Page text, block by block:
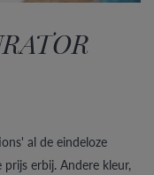
al de eindeloze
erbij. Andere kleur,